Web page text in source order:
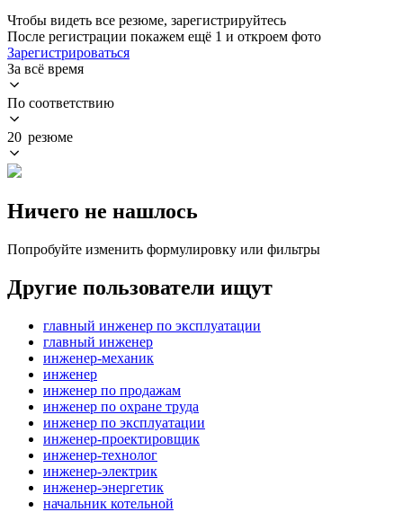
Чтобы видеть все резюме, зарегистрируйтесь
После регистрации покажем ещё 1 и откроем фото
Зарегистрироваться
За всё время
По соответствию
20 резюме
Ничего не нашлось
Попробуйте изменить формулировку или фильтры
Другие пользователи ищут
главный инженер по эксплуатации
главный инженер
инженер-механик
инженер
инженер по продажам
инженер по охране труда
инженер по эксплуатации
инженер-проектировщик
инженер-технолог
инженер-электрик
инженер-энергетик
начальник котельной